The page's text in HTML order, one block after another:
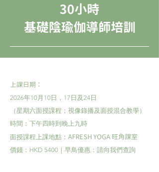
30小時
基礎陰瑜伽導師培訓
上課日期：
2026年10月10日，17日及24日
（星期六面授課程；視像錄播及面授混合教學）
時間：下午四時到晚上九時
面授課程上課地點： ​AFRESH YOGA 旺角課室
價錢：HKD 5400｜早鳥優惠：請向我們查詢